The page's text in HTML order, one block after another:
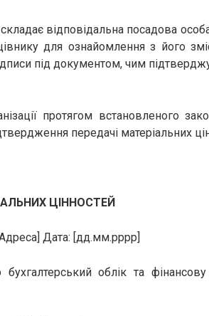
відповідальна посадова особа
для ознайомлення з його
під документом, чим
протягом встановленого
передачі матеріальних
ЦІННОСТЕЙ
Дата: [дд.мм.рррр]
облік та фінансову